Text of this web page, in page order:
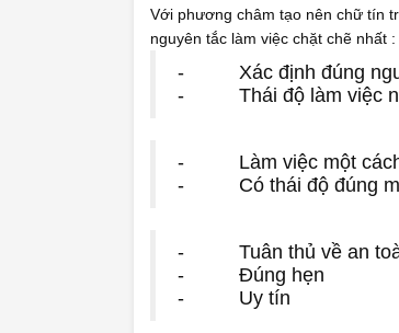
Với phương châm tạo nên chữ tín
nguyên tắc làm việc chặt chẽ nhất :
- Xác định đúng
- Thái độ làm việc
- Làm việc một cách
- Có thái độ đúng
- Tuân thủ về an
- Đúng hẹn
- Uy tín